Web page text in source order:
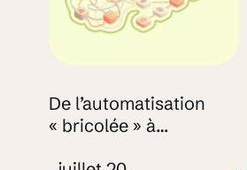
De l’automatisation
« bricolée » à